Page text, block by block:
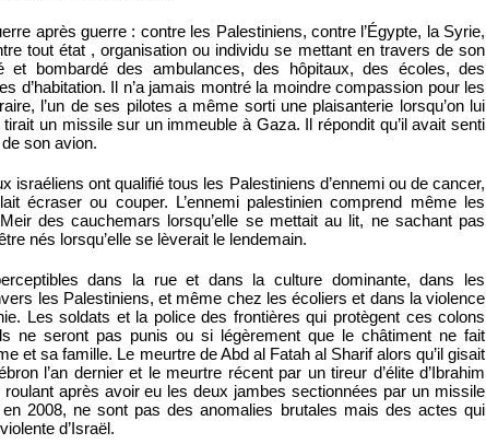
après guerre : contre les Palestiniens, contre l’Égypte, la Syrie,
tout état , organisation ou individu se mettant en travers de son
bombardé des ambulances, des hôpitaux, des écoles, des
d’habitation. Il n’a jamais montré la moindre compassion pour les
l’un de ses pilotes a même sorti une plaisanterie lorsqu’on lui
tirait un missile sur un immeuble à Gaza. Il répondit qu’il avait senti
son avion.
israéliens ont qualifié tous les Palestiniens d’ennemi ou de cancer,
écraser ou couper. L’ennemi palestinien comprend même les
des cauchemars lorsqu’elle se mettait au lit, ne sachant pas
nés lorsqu’elle se lèverait le lendemain.
dans la rue et dans la culture dominante, dans les
les Palestiniens, et même chez les écoliers et dans la violence
Les soldats et la police des frontières qui protègent ces colons
ne seront pas punis ou si légèrement que le châtiment ne fait
et sa famille. Le meurtre de Abd al Fatah al Sharif alors qu’il gisait
l’an dernier et le meurtre récent par un tireur d’élite d’Ibrahim
après avoir eu les deux jambes sectionnées par un missile
2008, ne sont pas des anomalies brutales mais des actes qui
d’Israël.